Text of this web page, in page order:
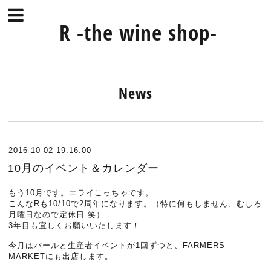
R -the wine shop-
News
2016-10-02 19:16:00
10月のイベント＆カレンダー
もう10月です。エライこっちゃです。
こんなRも10/10で2周年になります。（特に何もしません、むしろ
月曜日なので定休日 笑）
3年目も宜しくお願いいたします！
今月はバールと生産者イベントが1回ずつと、FARMERS
MARKETにも出店します。